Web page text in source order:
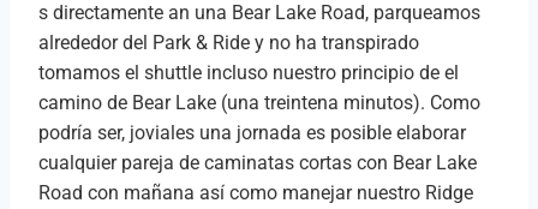
s directamente an una Bear Lake Road, parqueamos
alrededor del Park & Ride y no ha transpirado
tomamos el shuttle incluso nuestro principio de el
camino de Bear Lake (una treintena minutos). Como
podrí­a ser, joviales una jornada es posible elaborar
cualquier pareja de caminatas cortas con Bear Lake
Road con mañana así­ como manejar nuestro Ridge